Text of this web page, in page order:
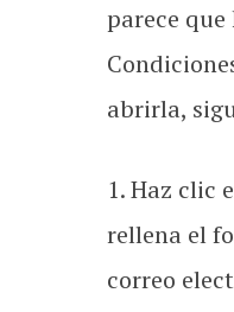
parece
abrirla,
1. Haz clic
rellena el
correo